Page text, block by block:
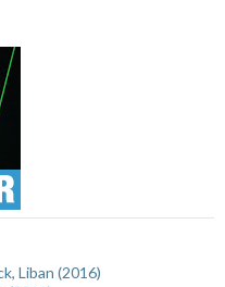
Liban (2016)